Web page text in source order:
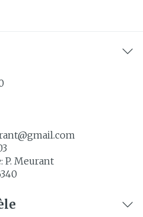
gmail.com
P. Meurant